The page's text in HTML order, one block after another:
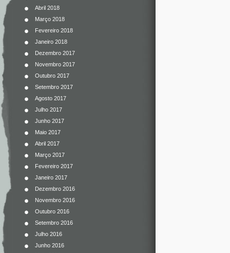
Abril 2018
Março 2018
Fevereiro 2018
Janeiro 2018
Dezembro 2017
Novembro 2017
Outubro 2017
Setembro 2017
Agosto 2017
Julho 2017
Junho 2017
Maio 2017
Abril 2017
Março 2017
Fevereiro 2017
Janeiro 2017
Dezembro 2016
Novembro 2016
Outubro 2016
Setembro 2016
Julho 2016
Junho 2016